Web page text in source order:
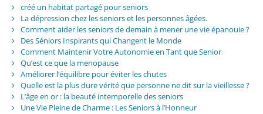
créé un habitat partagé pour seniors
La dépression chez les seniors et les personnes âgées.
Comment aider les seniors de demain à mener une vie épanouie ?
Des Séniors Inspirants qui Changent le Monde
Comment Maintenir Votre Autonomie en Tant que Senior
Qu’est ce que la menopause
Améliorer l’équilibre pour éviter les chutes
Quelle est la plus dure vérité que personne ne dit sur la vieillesse ?
L’âge en or : la beauté intemporelle des seniors
Une Vie Pleine de Charme : Les Seniors à l’Honneur